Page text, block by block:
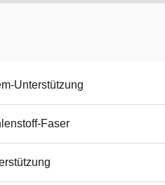
Unterstützung
Faser